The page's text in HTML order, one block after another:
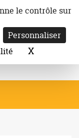
de la
(31140)
la ville,
à la newsletter
le contrôle sur
Personnaliser
XMasquer